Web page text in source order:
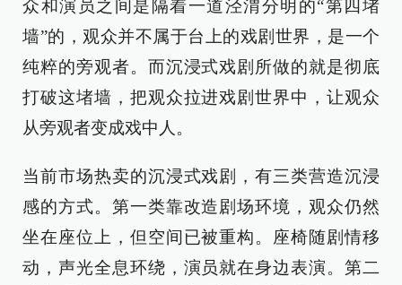
众和演员之间是隔着一道泾渭分明的“第四堵
墙”的，观众并不属于台上的戏剧世界，是一个
纯粹的旁观者。而沉浸式戏剧所做的就是彻底
打破这堵墙，把观众拉进戏剧世界中，让观众
从旁观者变成戏中人。
当前市场热卖的沉浸式戏剧，有三类营造沉浸
感的方式。第一类靠改造剧场环境，观众仍然
坐在座位上，但空间已被重构。座椅随剧情移
动，声光全息环绕，演员就在身边表演。第二